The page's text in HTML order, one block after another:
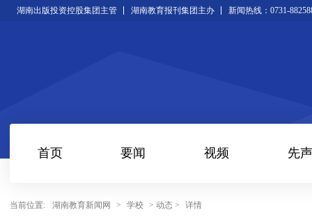
湖南出版投资控股集团主管 湖南教育报刊集团主办 新闻热线：0731-
首页 要闻 视频 先声
当前位置: 湖南教育新闻网 > 学校 > 动态 > 详情